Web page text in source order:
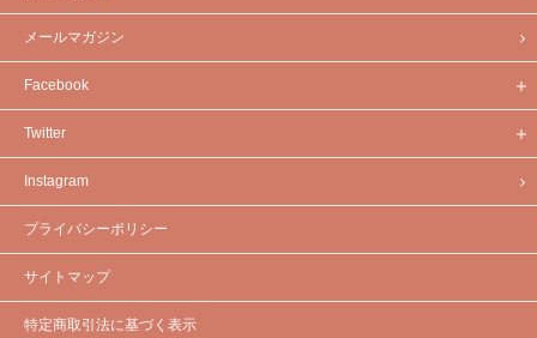
メールマガジン
Facebook
Twitter
Instagram
プライバシーポリシー
サイトマップ
特定商取引法に基づく表示